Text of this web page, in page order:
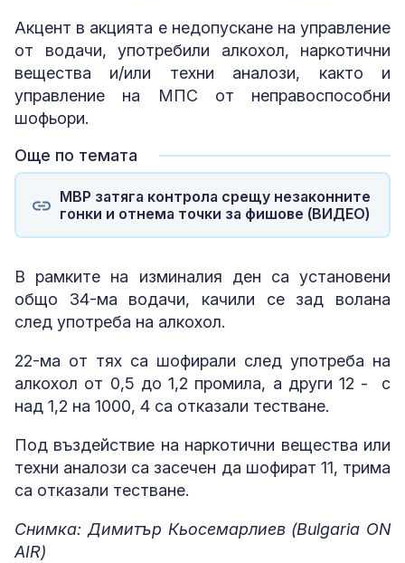
Акцент в акцията е недопускане на управление
от водачи, употребили алкохол, наркотични
вещества и/или техни аналози, както и
управление на МПС от неправоспособни
шофьори.
Още по темата
МВР затяга контрола срещу незаконните
гонки и отнема точки за фишове (ВИДЕО)
В рамките на изминалия ден са установени
общо 34-ма водачи, качили се зад волана
след употреба на алкохол.
22-ма от тях са шофирали след употреба на
алкохол от 0,5 до 1,2 промила, а други 12 - с
над 1,2 на 1000, 4 са отказали тестване.
Под въздействие на наркотични вещества или
техни аналози са засечен да шофират 11, трима
са отказали тестване.
Снимка: Димитър Кьосемарлиев (Bulgaria ON
AIR)